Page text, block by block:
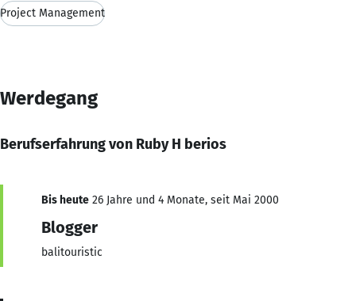
Project Management
Werdegang
Berufserfahrung von Ruby H berios
Bis heute 26 Jahre und 4 Monate, seit Mai 2000
Blogger
balitouristic